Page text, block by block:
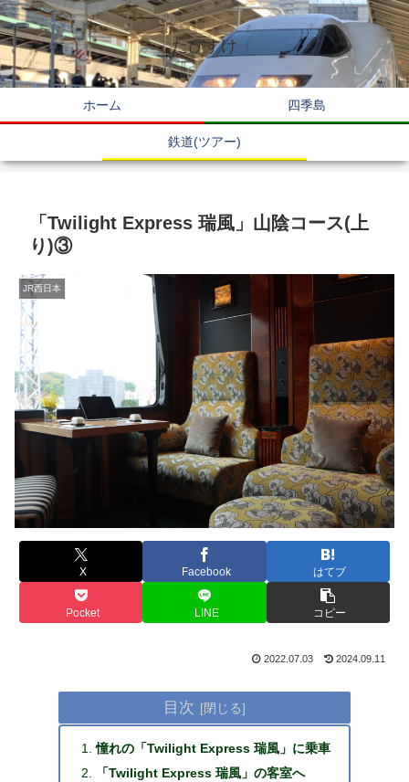
たびすけ
ホーム 四季島
鉄道(ツアー)
「Twilight Express 瑞風」山陰コース(上
り)③
JR西日本
X Facebook はてブ
Pocket LINE コピー
2022.07.03 2024.09.11
目次
憧れの「Twilight Express 瑞風」に乗車
「Twilight Express 瑞風」の客室へ